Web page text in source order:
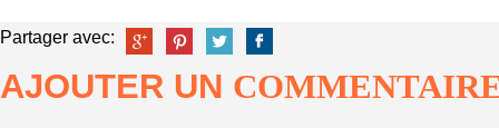
Partager avec:
AJOUTER UN